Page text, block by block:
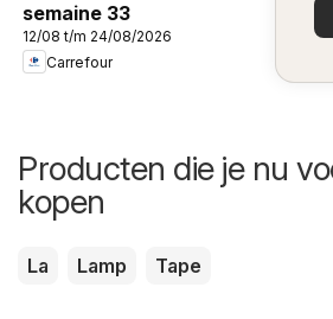
semaine 33
12/08 t/m 24/08/2026
Carrefour
Producten die je nu
kopen
La Lamp Tape